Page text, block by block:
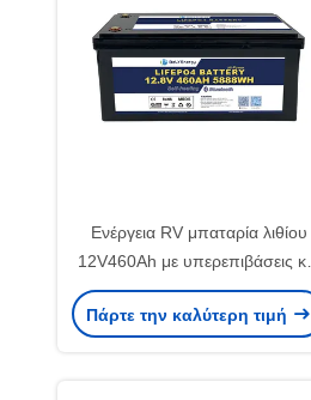
Ενέργεια RV μπαταρία λιθίου
12V460Ah με υπερεπιβάσεις και
προστασία κάτω από τάση
Πάρτε την καλύτερη τιμή